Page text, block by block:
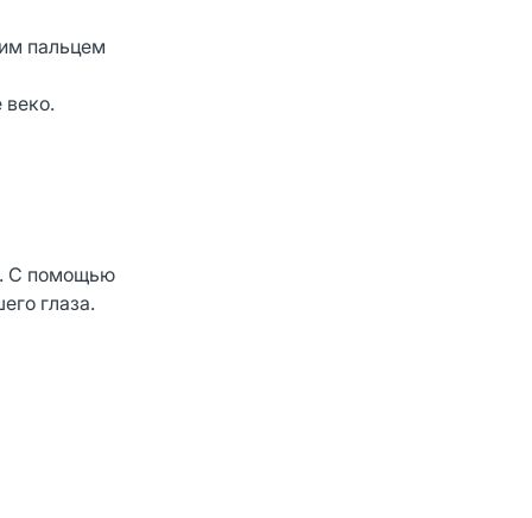
пальцем
веко.
С помощью
глаза.